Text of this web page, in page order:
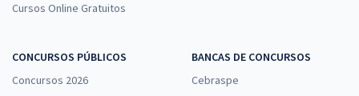
Cursos Online Gratuitos
CONCURSOS PÚBLICOS
Concursos 2026
BANCAS DE CONCURSOS
Cebraspe